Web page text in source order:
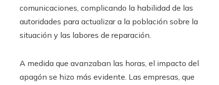
comunicaciones, complicando la habilidad de las
autoridades para actualizar a la población sobre la
situación y las labores de reparación.
A medida que avanzaban las horas, el impacto del
apagón se hizo más evidente. Las empresas, que